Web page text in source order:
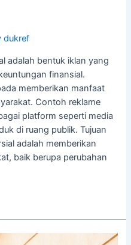
dukref
adalah bentuk iklan yang
finansial.
memberikan manfaat
Contoh reklame
platform seperti media
di ruang publik. Tujuan
adalah memberikan
baik berupa perubahan